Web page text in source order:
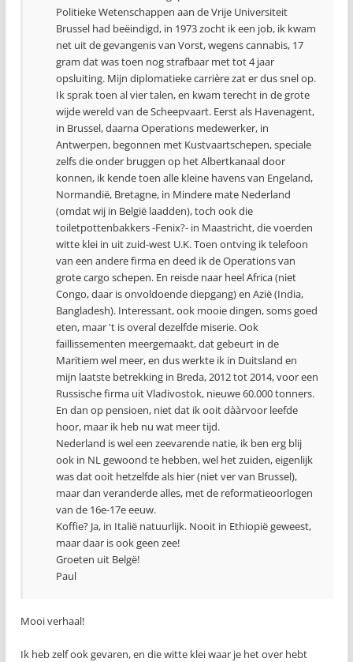
Politieke Wetenschappen aan de Vrije Universiteit
Brussel had beëindigd, in 1973 zocht ik een job, ik kwam
net uit de gevangenis van Vorst, wegens cannabis, 17
gram dat was toen nog strafbaar met tot 4 jaar
opsluiting. Mijn diplomatieke carrière zat er dus snel op.
Ik sprak toen al vier talen, en kwam terecht in de grote
wijde wereld van de Scheepvaart. Eerst als Havenagent,
in Brussel, daarna Operations medewerker, in
Antwerpen, begonnen met Kustvaartschepen, speciale
zelfs die onder bruggen op het Albertkanaal door
konnen, ik kende toen alle kleine havens van Engeland,
Normandië, Bretagne, in Mindere mate Nederland
(omdat wij in België laadden), toch ook die
toiletpottenbakkers -Fenix?- in Maastricht, die voerden
witte klei in uit zuid-west U.K. Toen ontving ik telefoon
van een andere firma en deed ik de Operations van
grote cargo schepen. En reisde naar heel Africa (niet
Congo, daar is onvoldoende diepgang) en Azië (India,
Bangladesh). Interessant, ook mooie dingen, soms goed
eten, maar 't is overal dezelfde miserie. Ook
faillissementen meergemaakt, dat gebeurt in de
Maritiem wel meer, en dus werkte ik in Duitsland en
mijn laatste betrekking in Breda, 2012 tot 2014, voor een
Russische firma uit Vladivostok, nieuwe 60.000 tonners.
En dan op pensioen, niet dat ik ooit dààrvoor leefde
hoor, maar ik heb nu wat meer tijd.
Nederland is wel een zeevarende natie, ik ben erg blij
ook in NL gewoond te hebben, wel het zuiden, eigenlijk
was dat ooit hetzelfde als hier (niet ver van Brussel),
maar dan veranderde alles, met de reformatieoorlogen
van de 16e-17e eeuw.
Koffie? Ja, in Italië natuurlijk. Nooit in Ethiopië geweest,
maar daar is ook geen zee!
Groeten uit Belgë!
Paul
Mooi verhaal!
Ik heb zelf ook gevaren, en die witte klei waar je het over hebt